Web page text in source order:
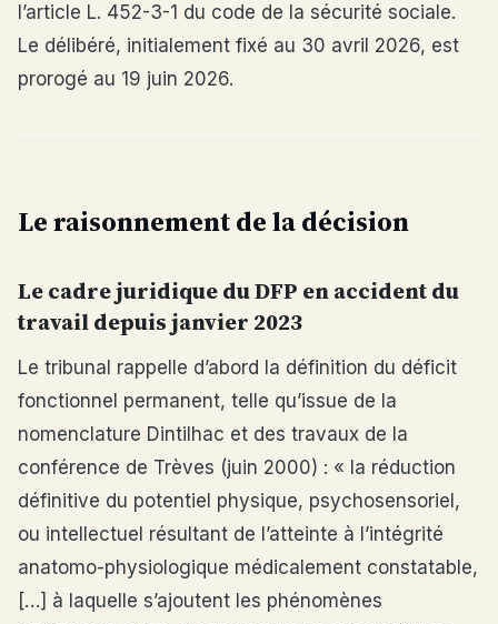
l’article L. 452-3-1 du code de la sécurité sociale.
Le délibéré, initialement fixé au 30 avril 2026, est
prorogé au 19 juin 2026.
Le raisonnement de la décision
Le cadre juridique du DFP en accident du
travail depuis janvier 2023
Le tribunal rappelle d’abord la définition du déficit
fonctionnel permanent, telle qu’issue de la
nomenclature Dintilhac et des travaux de la
conférence de Trèves (juin 2000) : « la réduction
définitive du potentiel physique, psychosensoriel,
ou intellectuel résultant de l’atteinte à l’intégrité
anatomo-physiologique médicalement constatable,
[…] à laquelle s’ajoutent les phénomènes